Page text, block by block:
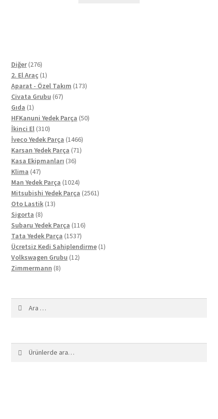
Diğer 276276
ürün
2. El Araç 11
ürün
Aparat - Özel Takım 173173
Civata Grubu 6767
Gıda 11
ürün
HFKanuni Yedek Parça 5050
İkinci El 310310
ürün
İveco Yedek Parça 14661466
ürün
Karsan Yedek Parça 7171
Kasa Ekipmanları 3636
Klima 4747
ürün
Man Yedek Parça 10241024
ürün
Mitsubishi Yedek Parça 25612561
Oto Lastik 1313
Sigorta 88
ürün
Subaru Yedek Parça 116116
Tata Yedek Parça 15371537
ürün
Ücretsiz Kedi Sahiplendirme 11
Volkswagen Grubu 1212
Zimmermann 88